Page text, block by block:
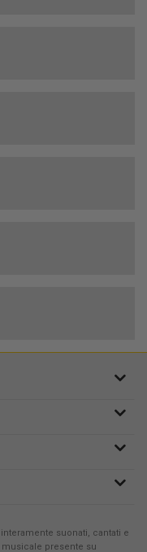
suonati, cantati e
presente su